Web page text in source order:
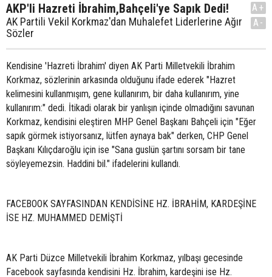
AKP'li Hazreti İbrahim,Bahçeli'ye Sapık Dedi!
AK Partili Vekil Korkmaz'dan Muhalefet Liderlerine Ağır
Sözler
A+
A-
Kendisine 'Hazreti İbrahim' diyen AK Parti Milletvekili İbrahim
Korkmaz, sözlerinin arkasında olduğunu ifade ederek "Hazret
kelimesini kullanmışım, gene kullanırım, bir daha kullanırım, yine
kullanırım:" dedi. İtikadi olarak bir yanlışın içinde olmadığını savunan
Korkmaz, kendisini eleştiren MHP Genel Başkanı Bahçeli için "Eğer
sapık görmek istiyorsanız, lütfen aynaya bak" derken, CHP Genel
Başkanı Kılıçdaroğlu için ise "Sana guslün şartını sorsam bir tane
söyleyemezsin. Haddini bil." ifadelerini kullandı.
FACEBOOK SAYFASINDAN KENDİSİNE HZ. İBRAHİM, KARDEŞİNE
İSE HZ. MUHAMMED DEMİŞTİ
AK Parti Düzce Milletvekili İbrahim Korkmaz, yılbaşı gecesinde
Facebook sayfasında kendisini Hz. İbrahim, kardeşini ise Hz.